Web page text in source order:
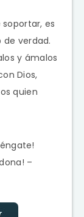
es
verdad.
y ámalos
Dios,
quien
–